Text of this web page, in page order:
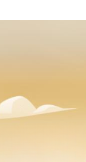
дел мастер»